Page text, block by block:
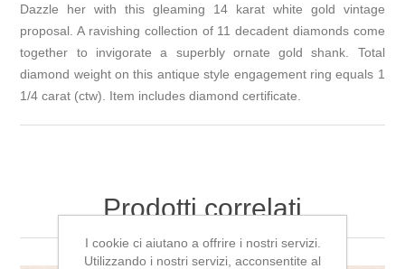
Dazzle her with this gleaming 14 karat white gold vintage
proposal. A ravishing collection of 11 decadent diamonds come
together to invigorate a superbly ornate gold shank. Total
diamond weight on this antique style engagement ring equals 1
1/4 carat (ctw). Item includes diamond certificate.
Prodotti correlati
I cookie ci aiutano a offrire i nostri servizi.
Utilizzando i nostri servizi, acconsentite al